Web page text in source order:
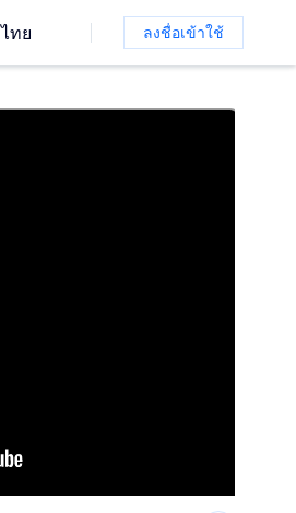
ไทย ลงชื่อเข้าใช้